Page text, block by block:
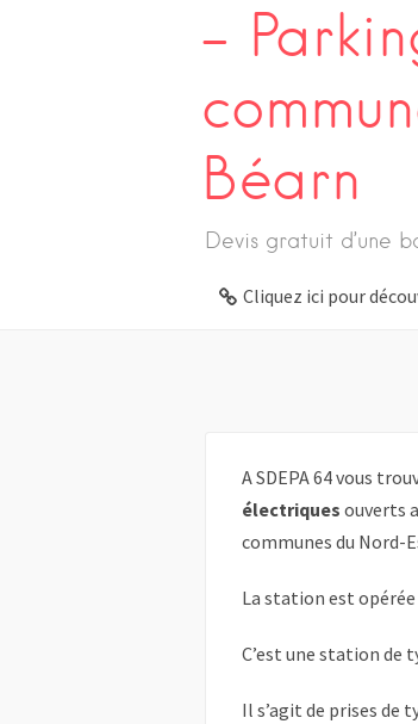
–
Béarn
Devis gratuit d’une
Cliquez ici pour
A SDEPA 64 vous
électriques ouverts
communes du Nord-
La station est
C’est une station de
Il s’agit de prises de